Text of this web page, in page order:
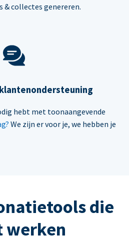
& collectes genereren.
hebt met toonaangevende
We zijn er voor je, we hebben je
die
werken